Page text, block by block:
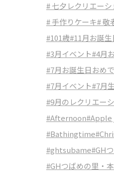
# 七夕レクリエーシ
# 手作りケーキ# 敬
#101歳#11月お誕
#3月イベント#4月
#7月お誕生日おめ
#7月イベント#7月
#9月のレクリエー
#Afternoon#Apple
#Bathingtime
#ghtsubame#GH
#GHつばめの里・